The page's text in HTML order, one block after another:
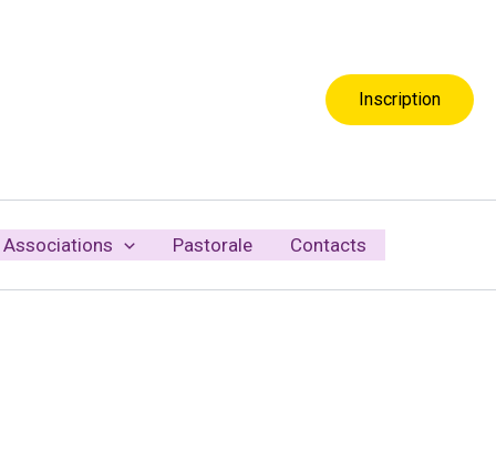
Inscription
Associations Pastorale Contacts